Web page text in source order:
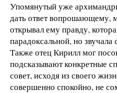
Упомянутый уже
дать ответ вопрошающему,
открывал ему правду,
парадоксальной, но
Также отец Кирилл мог
подсказывают конкретные
совет, исходя из своего
совершенно спокойно, не